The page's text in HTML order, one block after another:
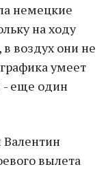
немецкие
на ходу
воздух они не
умеет
- еще один
Валентин
вылета